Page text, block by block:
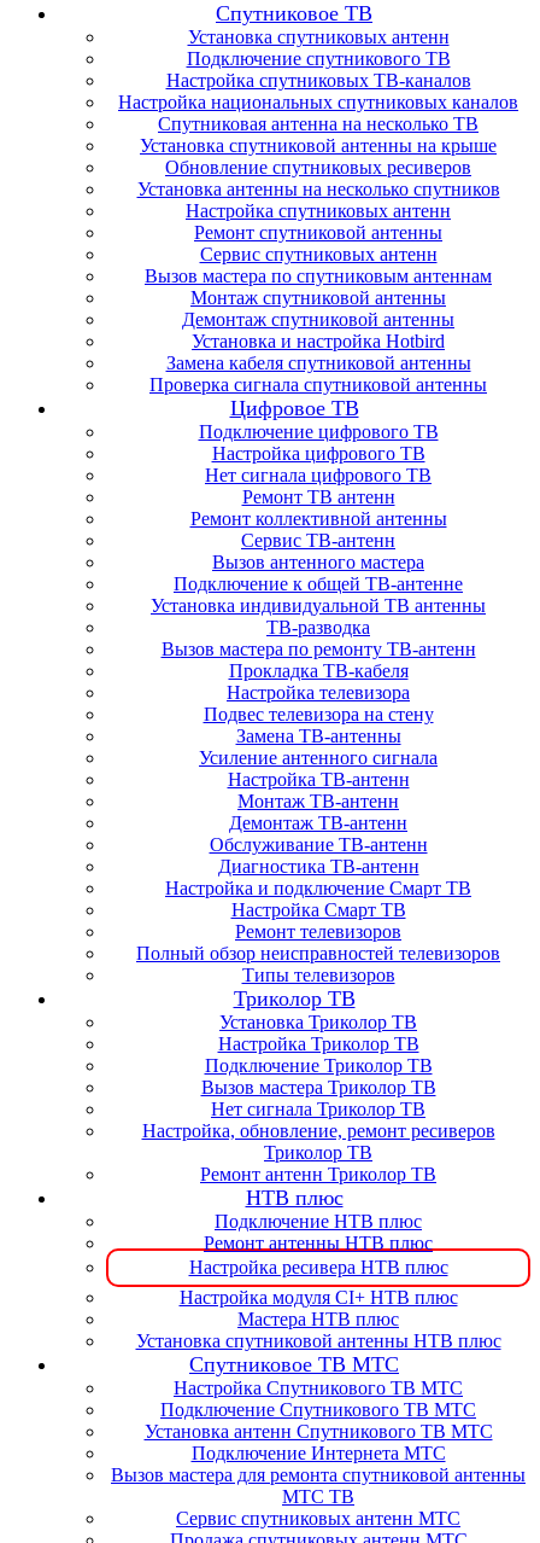
Спутниковое ТВ
Установка спутниковых антенн
Подключение спутникового ТВ
Настройка спутниковых ТВ-каналов
Настройка национальных спутниковых каналов
Спутниковая антенна на несколько ТВ
Установка спутниковой антенны на крыше
Обновление спутниковых ресиверов
Установка антенны на несколько спутников
Настройка спутниковых антенн
Ремонт спутниковой антенны
Сервис спутниковых антенн
Вызов мастера по спутниковым антеннам
Монтаж спутниковой антенны
Демонтаж спутниковой антенны
Установка и настройка Hotbird
Замена кабеля спутниковой антенны
Проверка сигнала спутниковой антенны
Цифровое ТВ
Подключение цифрового ТВ
Настройка цифрового ТВ
Нет сигнала цифрового ТВ
Ремонт ТВ антенн
Ремонт коллективной антенны
Сервис ТВ-антенн
Вызов антенного мастера
Подключение к общей ТВ-антенне
Установка индивидуальной ТВ антенны
ТВ-разводка
Вызов мастера по ремонту ТВ-антенн
Прокладка ТВ-кабеля
Настройка телевизора
Подвес телевизора на стену
Замена ТВ-антенны
Усиление антенного сигнала
Настройка ТВ-антенн
Монтаж ТВ-антенн
Демонтаж ТВ-антенн
Обслуживание ТВ-антенн
Диагностика ТВ-антенн
Настройка и подключение Смарт ТВ
Настройка Смарт ТВ
Ремонт телевизоров
Полный обзор неисправностей телевизоров
Типы телевизоров
Триколор ТВ
Установка Триколор ТВ
Настройка Триколор ТВ
Подключение Триколор ТВ
Вызов мастера Триколор ТВ
Нет сигнала Триколор ТВ
Настройка, обновление, ремонт ресиверов
Триколор ТВ
Ремонт антенн Триколор ТВ
НТВ плюс
Подключение НТВ плюс
Ремонт антенны НТВ плюс
Настройка ресивера НТВ плюс
Настройка модуля CI+ НТВ плюс
Мастера НТВ плюс
Установка спутниковой антенны НТВ плюс
Спутниковое ТВ МТС
Настройка Спутникового ТВ МТС
Подключение Спутникового ТВ МТС
Установка антенн Спутникового ТВ МТС
Подключение Интернета МТС
Вызов мастера для ремонта спутниковой антенны
МТС ТВ
Сервис спутниковых антенн МТС